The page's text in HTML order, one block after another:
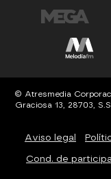
© Atresmedia
Graciosa 13, 28703,
Aviso legal
Cond. de